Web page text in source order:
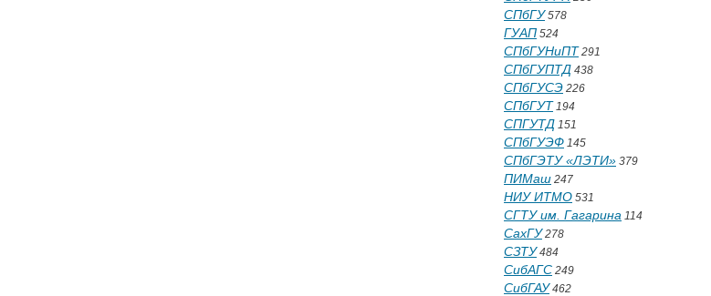
СПбГУ578
ГУАП 524
СПбГУНиПТ 291
СПбГУПТД 438
СПбГУСЭ 226
СПбГУТ 194
СПГУТД 151
СПбГУЭФ 145
СПбГЭТУ «ЛЭТИ» 379
ПИМаш 247
НИУ ИТМО 531
СГТУ им. Гагарина 114
СахГУ278
СЗТУ484
СибАГС 249
СибГАУ462